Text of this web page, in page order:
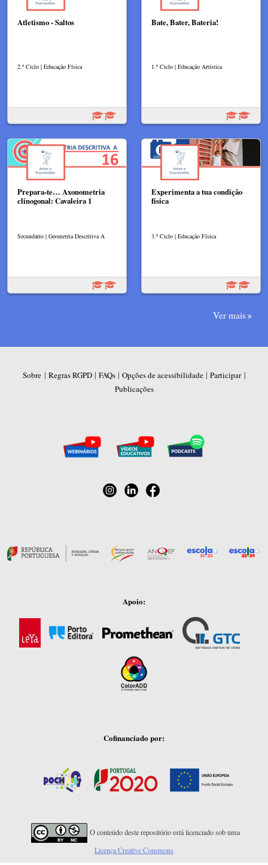
Atletismo - Saltos
2.º Ciclo | Educação Física
Bate, Bater, Bateria!
1.º Ciclo | Educação Artística
Prepara-te… Axonometria
clinogonal: Cavaleira 1
Secundário | Geometria Descritiva A
Experimenta a tua condição
física
3.º Ciclo | Educação Física
Ver mais
Sobre | Regras RGPD| FAQs| Opções de acessibilidade| Participar|
Publicações
Apoio:
Cofinanciado por:
O conteúdo deste repositório está licenciado sob uma
Licença Creative Commons